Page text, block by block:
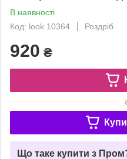
В наявності
Код: look 10364
Роздріб
920 ₴
Що таке купити з